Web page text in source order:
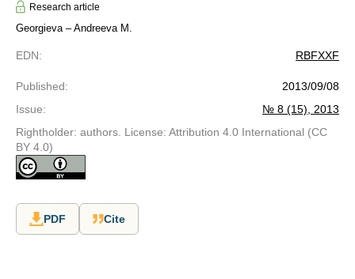
Research article
Georgieva – Andreeva M.
EDN: RBFXXF
Published:
2013/09/08
Issue:
№ 8 (15), 2013
Rightholder: authors. License: Attribution 4.0 International (CC
BY 4.0)
PDF Cite